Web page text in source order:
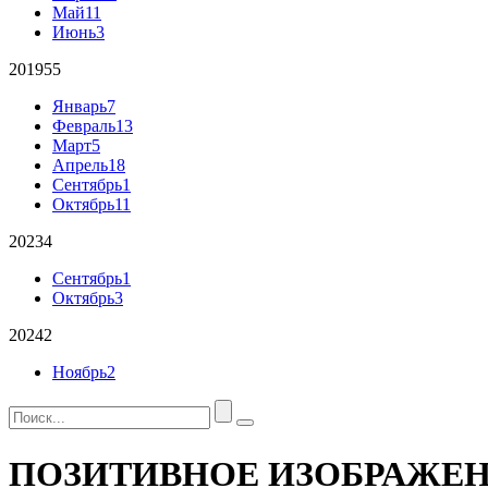
Май11
Июнь3
201955
Январь7
Февраль13
Март5
Апрель18
Сентябрь1
Октябрь11
20234
Сентябрь1
Октябрь3
20242
Ноябрь2
ПОЗИТИВНОЕ